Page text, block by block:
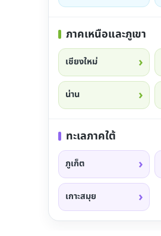
ภาคเหนือและภูเขา
เชียงใหม่
น่าน
ทะเลภาคใต้
ภูเก็ต
เกาะสมุย